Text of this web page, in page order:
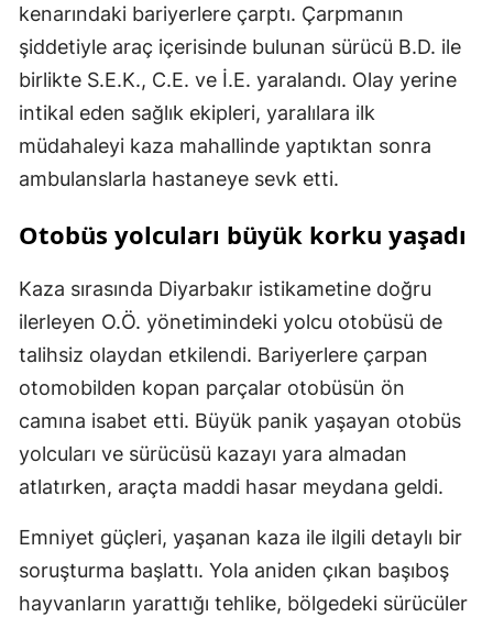
kenarındaki bariyerlere çarptı. Çarpmanın
şiddetiyle araç içerisinde bulunan sürücü B.D. ile
birlikte S.E.K., C.E. ve İ.E. yaralandı. Olay yerine
intikal eden sağlık ekipleri, yaralılara ilk
müdahaleyi kaza mahallinde yaptıktan sonra
ambulanslarla hastaneye sevk etti.
Otobüs yolcuları büyük korku yaşadı
Kaza sırasında Diyarbakır istikametine doğru
ilerleyen O.Ö. yönetimindeki yolcu otobüsü de
talihsiz olaydan etkilendi. Bariyerlere çarpan
otomobilden kopan parçalar otobüsün ön
camına isabet etti. Büyük panik yaşayan otobüs
yolcuları ve sürücüsü kazayı yara almadan
atlatırken, araçta maddi hasar meydana geldi.
Emniyet güçleri, yaşanan kaza ile ilgili detaylı bir
soruşturma başlattı. Yola aniden çıkan başıboş
hayvanların yarattığı tehlike, bölgedeki sürücüler